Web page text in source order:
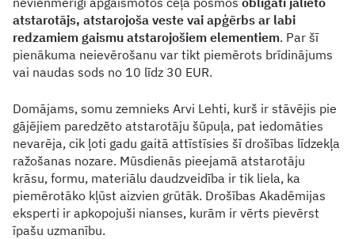
atstarotājs, atstarojoša veste vai apģērbs ar labi
redzamiem gaismu atstarojošiem elementiem. Par šī
pienākuma neievērošanu var tikt piemērots brīdinājums
vai naudas sods no 10 līdz 30 EUR.
Domājams, somu zemnieks Arvi Lehti, kurš ir stāvējis pie
gājējiem paredzēto atstarotāju šūpuļa, pat iedomāties
nevarēja, cik ļoti gadu gaitā attīstīsies šī drošības līdzekļa
ražošanas nozare. Mūsdienās pieejamā atstarotāju
krāsu, formu, materiālu daudzveidība ir tik liela, ka
piemērotāko kļūst aizvien grūtāk. Drošības Akadēmijas
eksperti ir apkopojuši nianses, kurām ir vērts pievērst
īpašu uzmanību.